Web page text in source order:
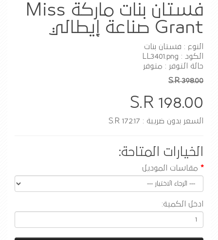
فستان بنات ماركة Miss
Grant صناعة إيطالي
النوع : فستان بنات
الكود : LL3401.png
حالة التوفر : متوفر
S.R 398.00
S.R 198.00
السعر بدون ضريبة : S.R 172.17
الخيارات المتاحة:
مقاسات الموديل
ادخل الكمية: